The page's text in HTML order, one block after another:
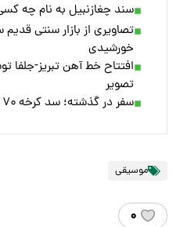
سند چغازنبیل به نام چه
خورشیدی
افتتاح خط آهن تبریز-جلفا
تصویر
سفر در گذشته؛ سد کرخه ۷۰ سال پیش چگونه بود؟
موسیقی
۰